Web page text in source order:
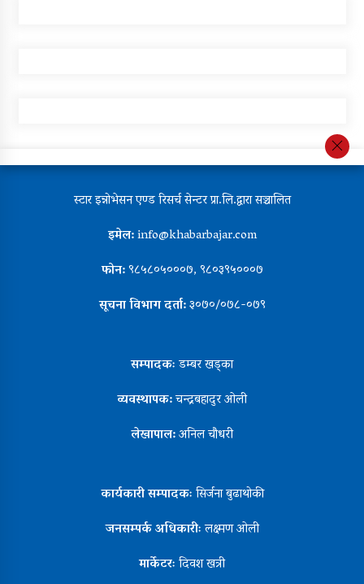
स्टार इन्नोभेसन एण्ड रिसर्च सेन्टर प्रा.लि.द्वारा सञ्चालित
इमेल:info@khabarbajar.com
फोन:९८५८०५०००७, ९८०३९५०००७
सूचना विभाग दर्ता:३०७०/०७८-०७९
सम्पादकःडम्बर खड्का
व्यवस्थापक:चन्द्रबहादुर ओली
लेखापाल:अनिल चौधरी
कार्यकारी सम्पादकःसिर्जना बुढाथोकी
जनसम्पर्क अधिकारीःलक्ष्मण ओली
मार्केटरःदिवश खत्री